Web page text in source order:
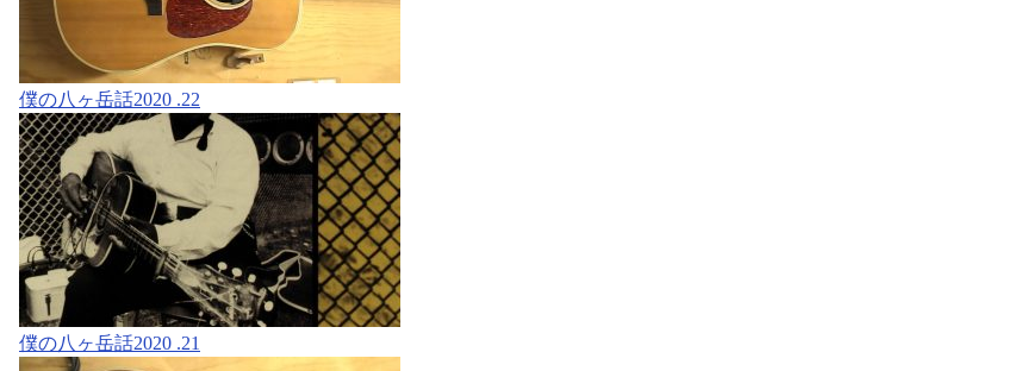
僕の八ヶ岳話2020 .22
僕の八ヶ岳話2020 .21